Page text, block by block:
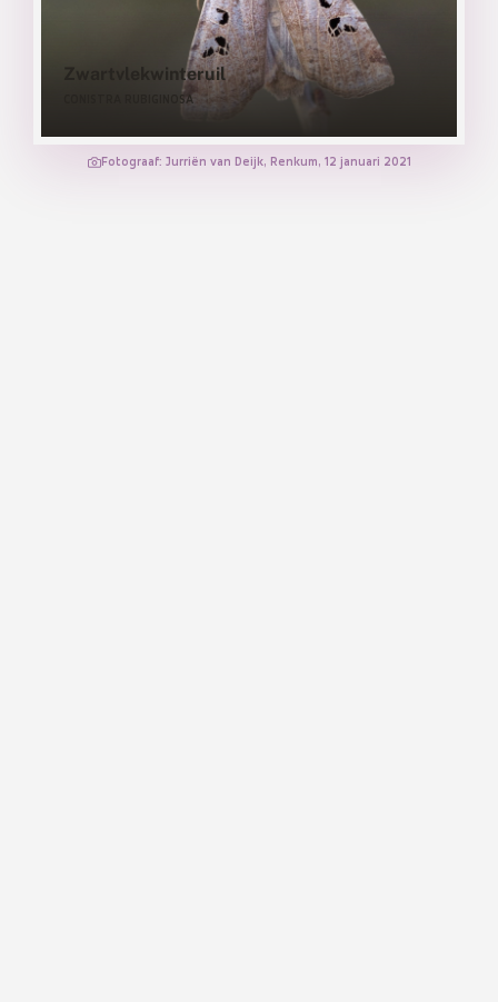
Zwartvlekwinteruil
CONISTRA RUBIGINOSA
Fotograaf: Jurriën van Deijk, Renkum, 12 januari 2021